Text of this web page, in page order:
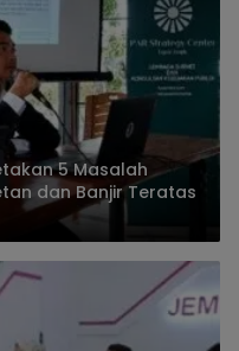
5 Masalah
dan Banjir Teratas